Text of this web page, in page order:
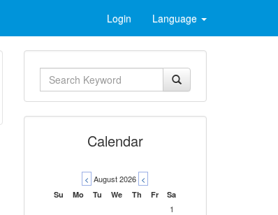
Login Language
Calendar
< August 2026 <
Su Mo Tu We Th Fr Sa
1